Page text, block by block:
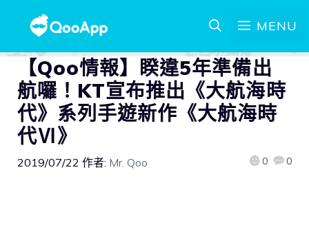
MENU
【Qoo情報】睽違5年準備出
航囉！KT宣布推出《大航海時
代》系列手遊新作《大航海時
代Ⅵ》
2019/07/22 作者: Mr. Qoo 0 0